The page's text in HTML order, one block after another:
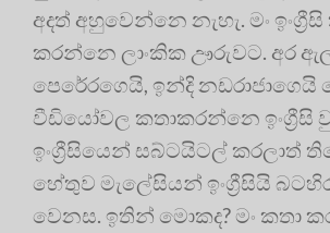
අදත් අහුවෙන්නෙ නැහැ. මං
කරන්නෙ ලාංකික ඌරුවට. අර
පෙරේරගෙයි, ඉන්දි
වීඩියෝවල කතාකරන්නෙ ඉංග්‍රීසි
ඉංග්‍රීසියෙන් සබ්ටයිටල් කරලාත්
හේතුව මැලේසියන් ඉංග්‍රීසියි බටහිර
වෙනස. ඉතින් මොකද? මං කතා